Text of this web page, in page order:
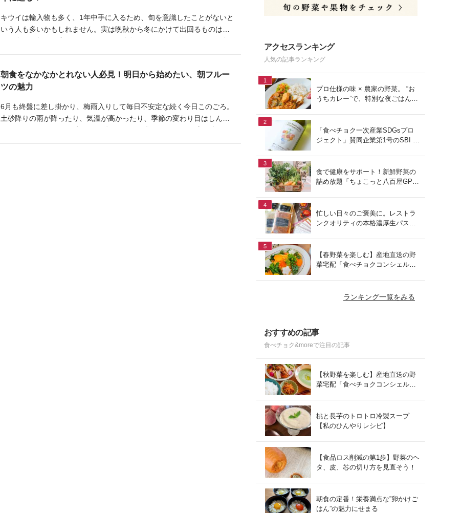
キウイは輸入物も多く、1年中手に入るため、旬を意識したことがないと
いう人も多いかもしれません。実は晩秋から冬にかけて出回るものは、
年人気上昇中のキウイの秘密をご紹介します。
朝食をなかなかとれない人必見！明日から始めたい、朝フルー
ツの魅力
6月も終盤に差し掛かり、梅雨入りして毎日不安定な続く今日このごろ。
土砂降りの雨が降ったり、気温が高かったり、季節の変わり目はしんど
ではないでしょうか。 今回はそんな方のために、朝フルーツをご提案し
アクセスランキング
人気の記事ランキング
1
プロ仕様の味 × 農家の野菜。 “お
うちカレー”で、特別な夜ごはん
2
「食べチョク一次産業SDGsプロ
ジェクト」賛同企業第1号のSBI F
3
食で健康をサポート！新鮮野菜の
詰め放題「ちょこっと八百屋GP
4
忙しい日々のご褒美に。レストラ
ンクオリティの本格濃厚生パスタ
5
【春野菜を楽しむ】産地直送の野
菜宅配「食べチョクコンシェルジ
ランキング一覧をみる
おすすめの記事
食べチョク&moreで注目の記事
【秋野菜を楽しむ】産地直送の野
菜宅配「食べチョクコンシェルジ
桃と長芋のトロトロ冷製スープ
【私のひんやりレシピ】
【食品ロス削減の第1歩】野菜のヘ
タ、皮、芯の切り方を見直そう！
朝食の定番！栄養満点な”卵かけご
はん”の魅力にせまる